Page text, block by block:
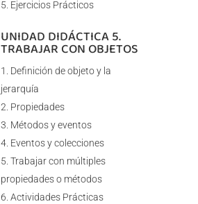
Ejercicios Prácticos
UNIDAD DIDÁCTICA 5.
TRABAJAR CON OBJETOS
Definición de objeto y la
jerarquía
Propiedades
Métodos y eventos
Eventos y colecciones
Trabajar con múltiples
propiedades o métodos
Actividades Prácticas